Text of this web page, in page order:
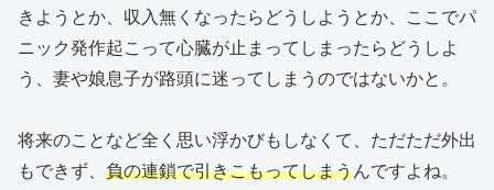
きようとか、収入無くなったらどうしようとか、ここでパ
ニック発作起こって心臓が止まってしまったらどうしよ
う、妻や娘息子が路頭に迷ってしまうのではないかと。
将来のことなど全く思い浮かびもしなくて、ただただ外出
もできず、 負の連鎖で引きこもってしまうんですよね。